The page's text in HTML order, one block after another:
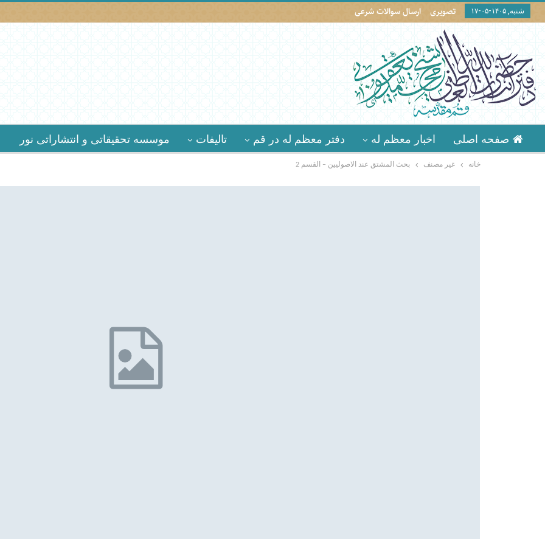
شنبه, ۱۴۰۵-۰۵-۱۷ تصویری ارسال سوالات شرعی
صفحه اصلی اخبار معظم له دفتر معظم له در قم تالیفات موسسه تحقیقاتى و انتشاراتى نور
خانه غير مصنف بحث المشتق عند الاصوليين – القسم 2